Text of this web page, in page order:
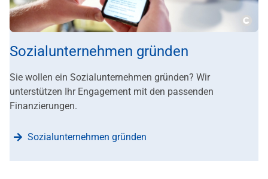
Sozialunternehmen gründen
Sie wollen ein Sozialunternehmen gründen? Wir
unterstützen Ihr Engagement mit den passenden
Finanzierungen.
Sozialunternehmen gründen